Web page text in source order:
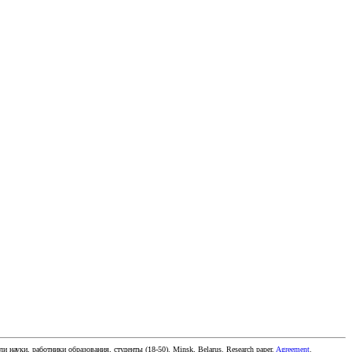
науки, работники образования, студенты (18-50). Minsk, Belarus. Research paper. Agreement.